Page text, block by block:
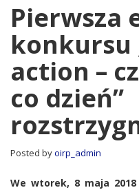
Pierwsza
konkursu
action –
co dzień”
Posted byoirp_admin
We wtorek, 8 maja